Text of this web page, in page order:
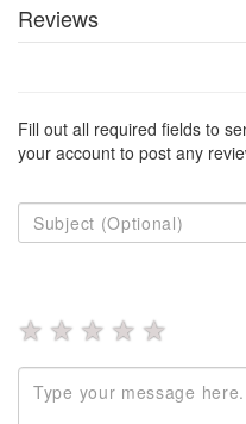
Reviews
Fill out all required fields to
your account to post any
★ ★ ★ ★ ★